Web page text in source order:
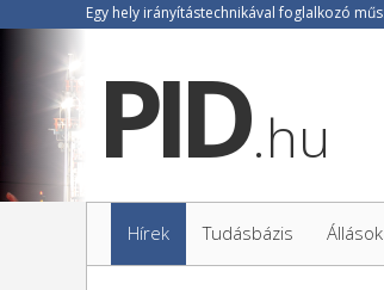
.hu
Hírek Tudásbázis Állások